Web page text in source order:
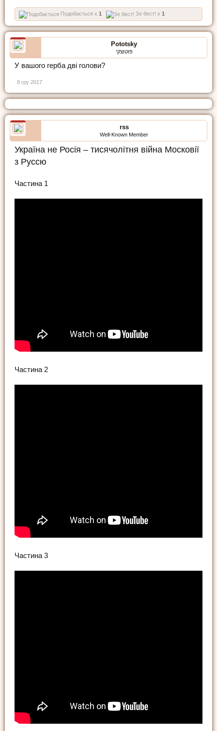
Подобається x 1 Зе бест! x 1
Pototsky
פוטוצקי
У вашого герба дві голови?
8 гру 2017
rss
Well-Known Member
Україна не Росія – тисячолітня війна Московії
з Руссю
Частина 1
Частина 2
Частина 3